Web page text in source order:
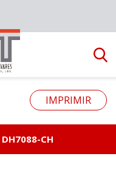
IMPRIMIR
CH